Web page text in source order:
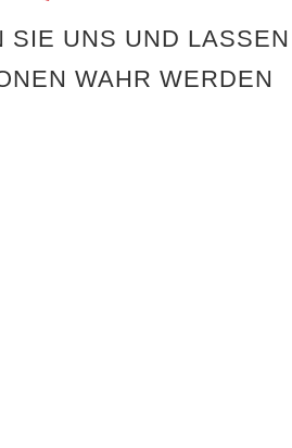
SIE UNS UND LASSEN
WAHR WERDEN